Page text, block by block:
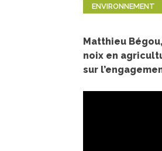
ENVIRONNEMENT
Matthieu
noix en
sur